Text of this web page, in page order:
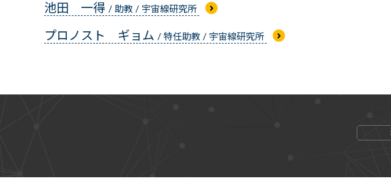
池田 一得 / 助教 / 宇宙線研究所
プロノスト ギョム / 特任助教 / 宇宙線研究所